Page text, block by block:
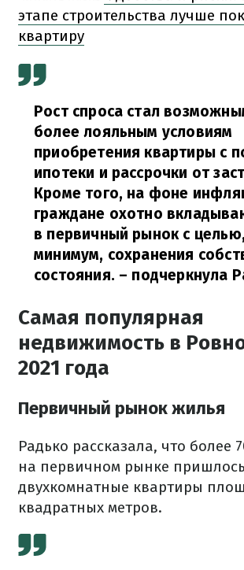
этапе строительства лучше
квартиру
Рост спроса стал
более лояльным условиям
приобретения квартиры с
ипотеки и рассрочки от
Кроме того, на фоне
граждане охотно
в первичный рынок с
минимум, сохранения
состояния. – подчеркнула
Самая популярная
недвижимость в
2021 года
Первичный рынок жилья
Радько рассказала, что более
на первичном рынке
двухкомнатные квартиры
квадратных метров.